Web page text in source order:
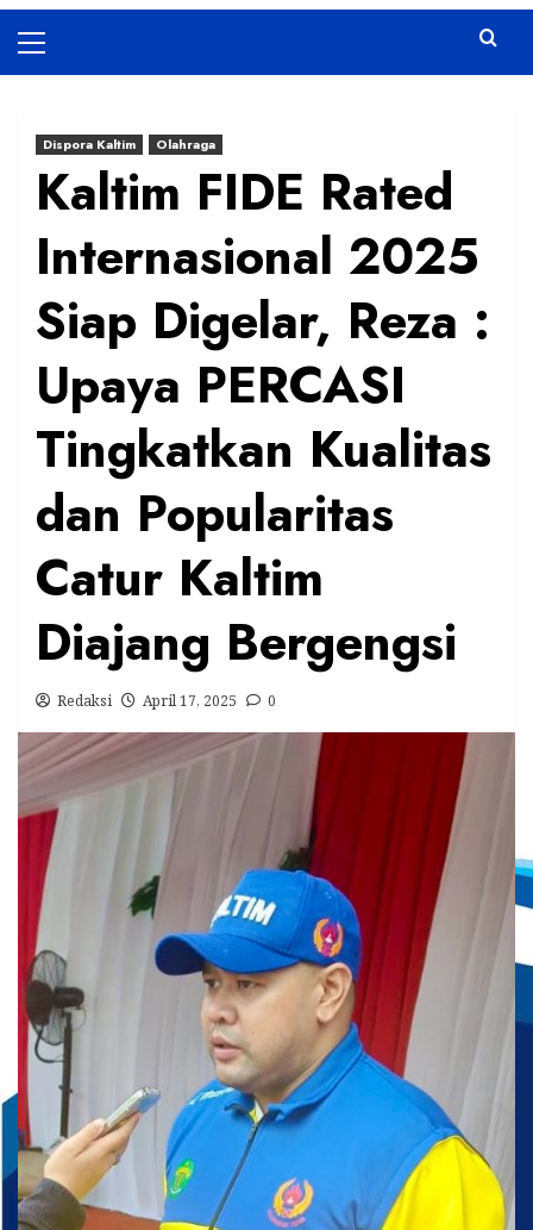
Menu
Dispora Kaltim Olahraga
Kaltim FIDE Rated
Internasional 2025
Siap Digelar, Reza :
Upaya PERCASI
Tingkatkan Kualitas
dan Popularitas
Catur Kaltim
Diajang Bergengsi
Redaksi April 17, 2025 0